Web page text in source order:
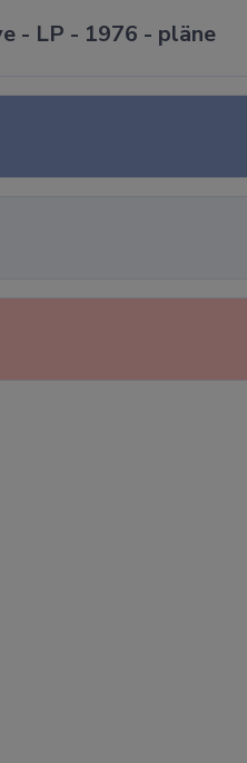
- LP - 1976 - pläne